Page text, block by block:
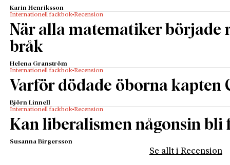
Karin Henriksson
Internationell fackbok Recension
När alla matematiker började
bråk
Helena Granström
Internationell fackbok Recension
Varför dödade öborna kapten
Björn Linnell
Internationell fackbok Recension
Kan liberalismen någonsin bli
Susanna Birgersson
Se allt i Recension